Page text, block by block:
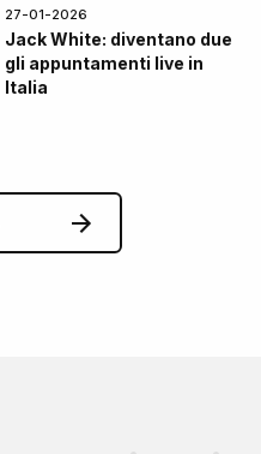
27-01-2026
Jack White: diventano due
gli appuntamenti live in
Italia